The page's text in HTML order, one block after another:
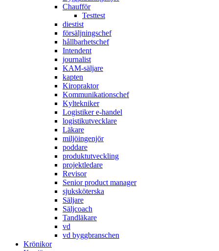
Chaufför
Testtest
diestist
försäljningschef
hållbarhetschef
Intendent
journalist
KAM-säljare
kapten
Kiropraktor
Kommunikationschef
Kyltekniker
Logistiker e-handel
logistikutvecklare
Läkare
miljöingenjör
poddare
produktutveckling
projektledare
Revisor
Senior product manager
sjuksköterska
Säljare
Säljcoach
Tandläkare
vd
vd byggbranschen
Krönikor